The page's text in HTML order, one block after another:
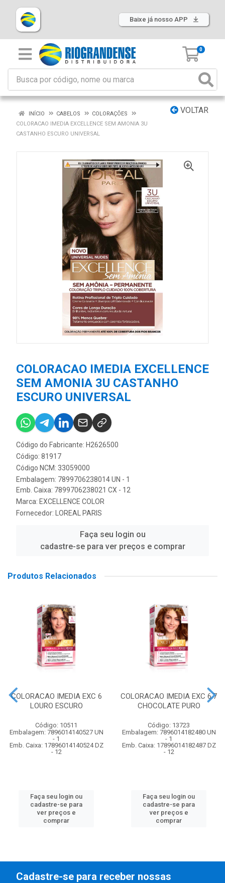
Baixe já nosso APP
0
VOLTAR
INÍCIO CABELOS
COLORAÇÕES
COLORACAO IMEDIA EXCELLENCE SEM AMONIA 3U
CASTANHO ESCURO UNIVERSAL
COLORACAO IMEDIA EXCELLENCE
SEM AMONIA 3U CASTANHO
ESCURO UNIVERSAL
Código do Fabricante: H2626500
Código: 81917
Código NCM: 33059000
Embalagem: 7899706238014 UN - 1
Emb. Caixa: 7899706238021 CX - 12
Marca: EXCELLENCE COLOR
Fornecedor:
LOREAL PARIS
Faça seu login ou
cadastre-se para ver preços e comprar
Produtos Relacionados
COLORACAO IMEDIA EXC 6
LOURO ESCURO
Código: 10511
Embalagem: 7896014140527 UN
- 1
Emb. Caixa: 17896014140524 DZ
- 12
Faça seu login ou
cadastre-se para
ver preços e
comprar
COLORACAO IMEDIA EXC 6.7
CHOCOLATE PURO
Código: 13723
Embalagem: 7896014182480 UN
- 1
Emb. Caixa: 17896014182487 DZ
- 12
Faça seu login ou
cadastre-se para
ver preços e
comprar
Cadastre-se para receber nossas